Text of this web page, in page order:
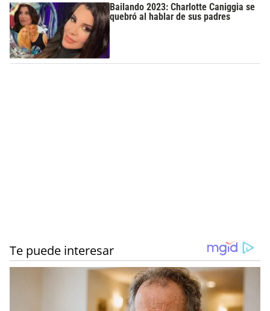
Bailando 2023: Charlotte Caniggia se
quebró al hablar de sus padres